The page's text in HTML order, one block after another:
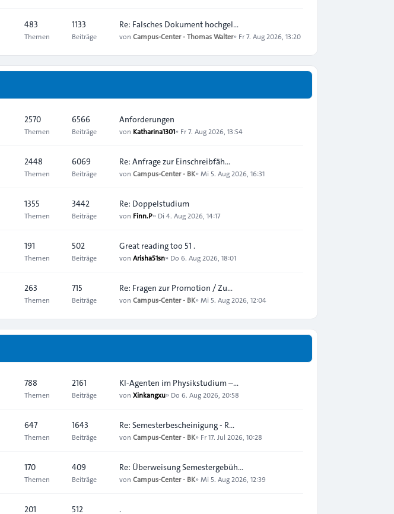
483
Themen
1133
Beiträge
Re: Falsches Dokument hochgel…
von Campus-Center - Thomas Walter» Fr 7. Aug 2026, 13:20
2570
Themen
6566
Beiträge
Anforderungen
von Katharina1301» Fr 7. Aug 2026, 13:54
2448
Themen
6069
Beiträge
Re: Anfrage zur Einschreibfäh…
von Campus-Center - BK» Mi 5. Aug 2026, 16:31
1355
Themen
3442
Beiträge
Re: Doppelstudium
von Finn.P» Di 4. Aug 2026, 14:17
191
Themen
502
Beiträge
Great reading too 51 .
von Arisha51sn» Do 6. Aug 2026, 18:01
263
Themen
715
Beiträge
Re: Fragen zur Promotion / Zu…
von Campus-Center - BK» Mi 5. Aug 2026, 12:04
788
Themen
2161
Beiträge
KI-Agenten im Physikstudium –…
von Xinkangxu» Do 6. Aug 2026, 20:58
647
Themen
1643
Beiträge
Re: Semesterbescheinigung - R…
von Campus-Center - BK» Fr 17. Jul 2026, 10:28
170
Themen
409
Beiträge
Re: Überweisung Semestergebüh…
von Campus-Center - BK» Mi 5. Aug 2026, 12:39
201 512 .